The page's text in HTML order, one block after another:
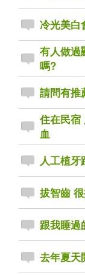
冷光美白
有人做過
嗎?
請問有推
住在民宿
血
人工植牙
拔智齒
跟我睡過
去年夏天